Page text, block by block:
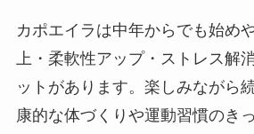
カポエイラは中年からでも始め
上・柔軟性アップ・ストレス解
ットがあります。楽しみながら
康的な体づくりや運動習慣のき